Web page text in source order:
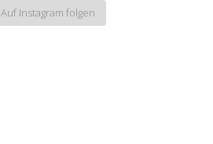
Auf Instagram folgen